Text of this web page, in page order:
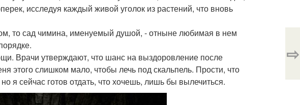
исследуя каждый живой уголок из растений, что вновь
то сад чимина, именуемый душой, - отныне любимая в нем
Врачи утверждают, что шанс на выздоровление после
этого слишком мало, чтобы лечь под скальпель. Прости, что
я сейчас готов отдать, что хочешь, лишь бы вылечиться.
⇨